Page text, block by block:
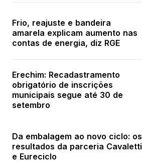
Frio, reajuste e bandeira
amarela explicam aumento nas
contas de energia, diz RGE
Erechim: Recadastramento
obrigatório de inscrições
municipais segue até 30 de
setembro
Da embalagem ao novo ciclo: os
resultados da parceria Cavaletti
e Eureciclo